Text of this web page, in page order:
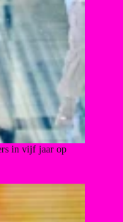
in vijf jaar op